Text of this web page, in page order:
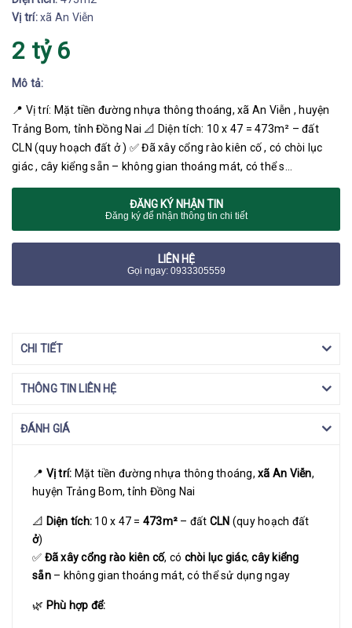
Vị trí:xã An Viễn
2 tỷ 6
Mô tả:
📍 Vị trí: Mặt tiền đường nhựa thông thoáng, xã An Viễn , huyện
Trảng Bom, tỉnh Đồng Nai 📐 Diện tích: 10 x 47 = 473m² – đất
CLN (quy hoạch đất ở ) ✅ Đã xây cổng rào kiên cố , có chòi lục
giác , cây kiểng sẵn – không gian thoáng mát, có thể s…
ĐĂNG KÝ NHẬN TIN
Đăng ký để nhận thông tin chi tiết
LIÊN HỆ
Gọi ngay: 0933305559
CHI TIẾT
THÔNG TIN LIÊN HỆ
ĐÁNH GIÁ
📍 Vị trí: Mặt tiền đường nhựa thông thoáng, xã An Viễn,
huyện Trảng Bom, tỉnh Đồng Nai
📐 Diện tích: 10 x 47 = 473m² – đất CLN (quy hoạch đất
ở)
✅ Đã xây cổng rào kiên cố, có chòi lục giác,cây kiểng
sẵn– không gian thoáng mát, có thể sử dụng ngay
🌿 Phù hợp để: